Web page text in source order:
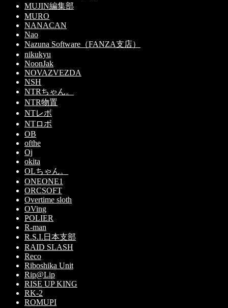
MUJIN編集部
MURO
NANACAN
Nao
Nazuna Software（FANZA支店）
nikukyu
NoonJak
NOVAZVEZDA
NSH
NTRちゃん。
NTR物置
NTレボ
NTロボ
OB
ofthe
Oj
okita
OLちゃん。
ONEONE1
ORCSOFT
Overtime sloth
OVing
POLIER
R-man
R.S.I.日本支部
RAID SLASH
Reco
Riboshika Unit
Rip@Lip
RISE UP KING
RK-2
ROMUPI